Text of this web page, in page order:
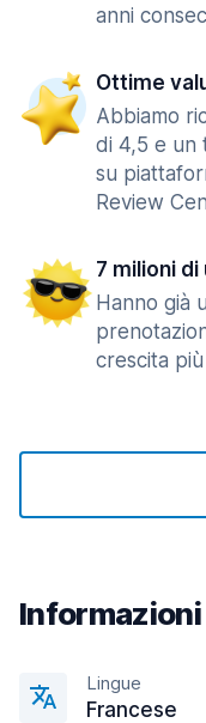
anni
Ottime
Abbiamo
di 4,5 e un
su
Review
7 milioni
Hanno già
crescita
Lingue
Francese